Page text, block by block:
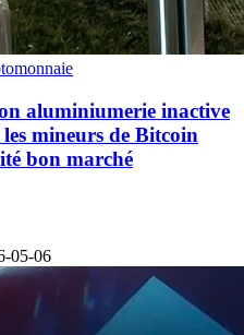
aluminiumerie inactive
mineurs de Bitcoin
bon marché
05-06